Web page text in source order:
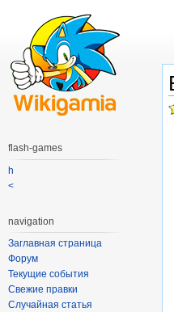
flash-games
h
<
navigation
Заглавная страница
Форум
Текущие события
Свежие правки
Случайная статья